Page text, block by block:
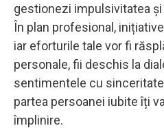
gestionezi impulsivitatea
În plan profesional,
iar eforturile tale vor fi
personale, fii deschis la
sentimentele cu
partea persoanei iubite îți
împlinire.